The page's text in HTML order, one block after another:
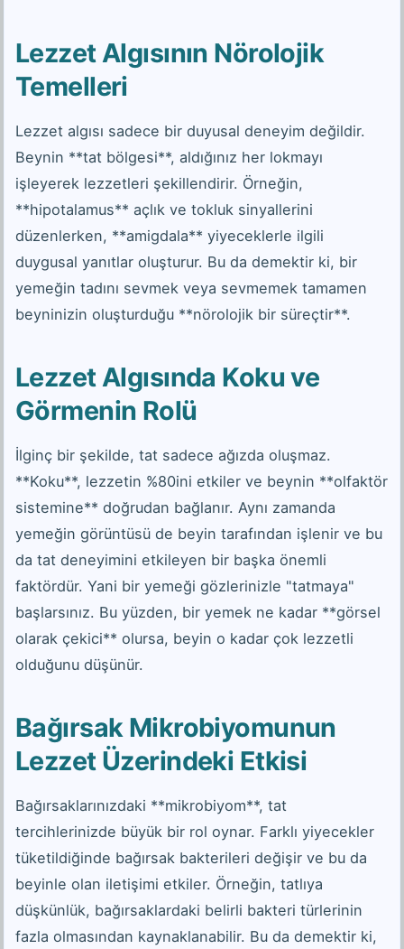
Lezzet Algısının Nörolojik
Temelleri
Lezzet algısı sadece bir duyusal deneyim değildir.
Beynin **tat bölgesi**, aldığınız her lokmayı
işleyerek lezzetleri şekillendirir. Örneğin,
**hipotalamus** açlık ve tokluk sinyallerini
düzenlerken, **amigdala** yiyeceklerle ilgili
duygusal yanıtlar oluşturur. Bu da demektir ki, bir
yemeğin tadını sevmek veya sevmemek tamamen
beyninizin oluşturduğu **nörolojik bir süreçtir**.
Lezzet Algısında Koku ve
Görmenin Rolü
İlginç bir şekilde, tat sadece ağızda oluşmaz.
**Koku**, lezzetin %80ini etkiler ve beynin **olfaktör
sistemine** doğrudan bağlanır. Aynı zamanda
yemeğin görüntüsü de beyin tarafından işlenir ve bu
da tat deneyimini etkileyen bir başka önemli
faktördür. Yani bir yemeği gözlerinizle "tatmaya"
başlarsınız. Bu yüzden, bir yemek ne kadar **görsel
olarak çekici** olursa, beyin o kadar çok lezzetli
olduğunu düşünür.
Bağırsak Mikrobiyomunun
Lezzet Üzerindeki Etkisi
Bağırsaklarınızdaki **mikrobiyom**, tat
tercihlerinizde büyük bir rol oynar. Farklı yiyecekler
tüketildiğinde bağırsak bakterileri değişir ve bu da
beyinle olan iletişimi etkiler. Örneğin, tatlıya
düşkünlük, bağırsaklardaki belirli bakteri türlerinin
fazla olmasından kaynaklanabilir. Bu da demektir ki,